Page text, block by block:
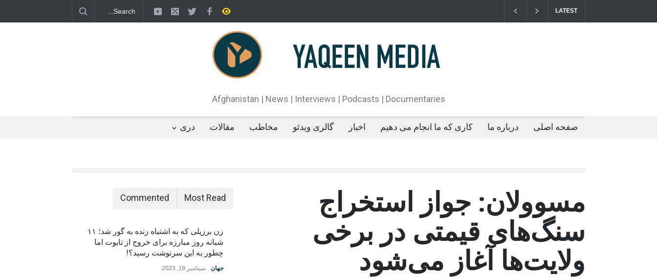
LATEST
پدیده‌ای عجیب در قطب جنوب؛ پنگوئنی که هزاران بار در روز
می‌خوابد
محمدباقر قالیباف، رئیس مجلس ایران، با انتقاد تند از سیاست‌های
دونالد ترمپ اعلام کرد که واشنگتن تلاش دارد با «محاصره و نقض
آتش‌بس»، روند گفتگوها را از مسیر مذاکره به سمت تسلیم سوق
Afghanistan | News | Interviews | Podcasts | Documentaries
صفحه اصلی درباره ما کاری که ما انجام می دهیم اخبار گالری ویدئو مخاطب مقالات دری
مسوولان: جواز استخراج
سنگ‌های قیمتی در برخی
ولایت‌ها آغاز می‌شود
Most Read
Commented
زن برزیلی که به اشتباه زنده به گور شد؛ ۱۱
شبانه روز مبارزه برای خروج از تابوت اما
چطور به این سرنوشت رسید؟!
جهان سپتامبر 19, 2023